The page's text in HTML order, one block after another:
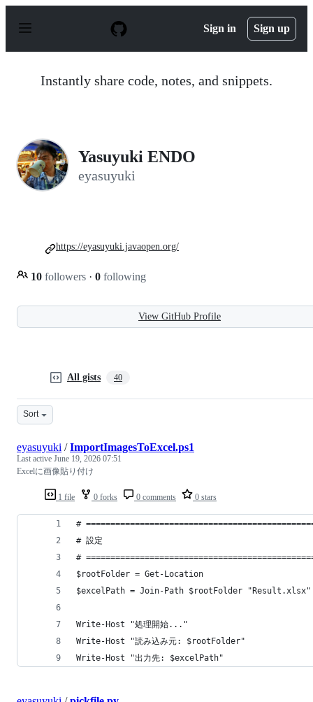
p
Sign in Sign up
Instantly share code, notes, and snippets.
Yasuyuki ENDO
eyasuyuki
10 followers · 0 following
https://eyasuyuki.javaopen.org/
View GitHub Profile
All gists 40
Sort
1 file 0 forks 0 comments 0 stars
eyasuyuki /ImportImagesToExcel.ps1
Last active June 19, 2026 07:51
Excelに画像貼り付け
#
# 設定
#
$rootFolder = Get-Location
$excelPath = Join-Path $rootFolder "Result.xlsx"
Write-Host "処理開始..."
Write-Host "読み込み元: $rootFolder"
Write-Host "出力先: $excelPath"